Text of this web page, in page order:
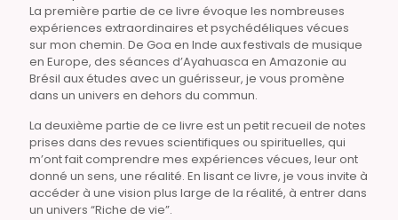
La première partie de ce livre évoque les nombreuses
expériences extraordinaires et psychédéliques vécues
sur mon chemin. De Goa en Inde aux festivals de musique
en Europe, des séances d’Ayahuasca en Amazonie au
Brésil aux études avec un guérisseur, je vous promène
dans un univers en dehors du commun.
La deuxième partie de ce livre est un petit recueil de notes
prises dans des revues scientifiques ou spirituelles, qui
m’ont fait comprendre mes expériences vécues, leur ont
donné un sens, une réalité. En lisant ce livre, je vous invite à
accéder à une vision plus large de la réalité, à entrer dans
un univers “Riche de vie”.